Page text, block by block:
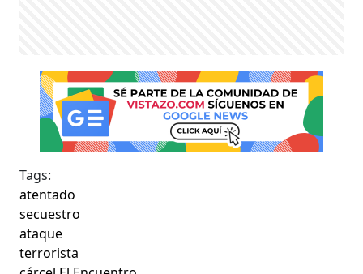
Tags:
atentado
secuestro
ataque
terrorista